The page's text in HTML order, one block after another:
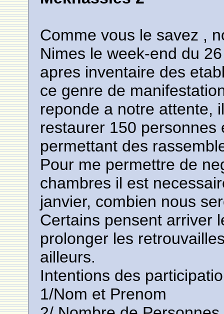
Comme vous le savez ,
Nimes le week-end du
apres inventaire des
ce genre de
reponde a notre attente,
restaurer 150
permettant des
Pour me permettre de
chambres il est
janvier, combien nous
Certains pensent arriver
prolonger les
ailleurs.
Intentions des
1/Nom et Prenom